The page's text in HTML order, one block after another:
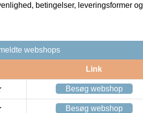
betingelser, leveringsformer og
webshops
Link
Besøg webshop
Besøg webshop